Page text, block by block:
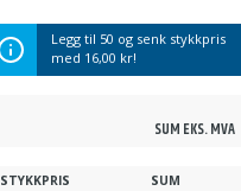
Legg til 50 og senk stykkpris
med 16,00 kr!
SUM EKS. MVA
STYKKPRIS SUM